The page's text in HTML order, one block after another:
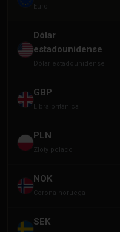
Euro
Dólar
estadounidense
Dólar estadounidense
GBP
Libra británica
PLN
Zloty polaco
NOK
Corona noruega
SEK